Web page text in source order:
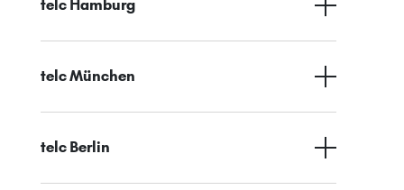
telc Hamburg
telc München
telc Berlin